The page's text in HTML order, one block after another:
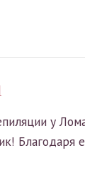
у
Благодаря